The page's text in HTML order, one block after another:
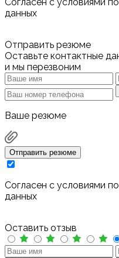
данных
Отправить резюме
Оставьте контактные
и мы перезвоним
Ваше резюме
Отправить резюме
Cогласен с условиями
данных
Оставить отзыв